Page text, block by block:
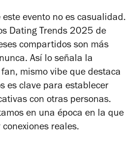
evento no es casualidad.
Dating Trends 2025 de
compartidos son más
Así lo señala la
mismo vibe que destaca
es clave para establecer
con otras personas.
en una época en la que
reales.